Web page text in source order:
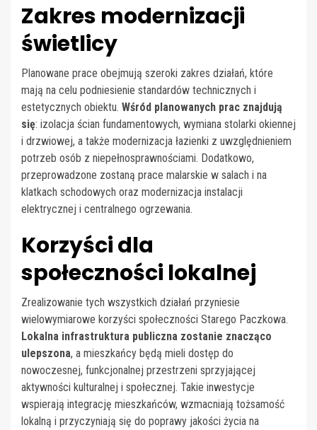
Zakres modernizacji
świetlicy
Planowane prace obejmują szeroki zakres działań, które
mają na celu podniesienie standardów technicznych i
estetycznych obiektu. Wśród planowanych prac znajdują
się: izolacja ścian fundamentowych, wymiana stolarki okiennej
i drzwiowej, a także modernizacja łazienki z uwzględnieniem
potrzeb osób z niepełnosprawnościami. Dodatkowo,
przeprowadzone zostaną prace malarskie w salach i na
klatkach schodowych oraz modernizacja instalacji
elektrycznej i centralnego ogrzewania.
Korzyści dla
społeczności lokalnej
Zrealizowanie tych wszystkich działań przyniesie
wielowymiarowe korzyści społeczności Starego Paczkowa.
Lokalna infrastruktura publiczna zostanie znacząco
ulepszona, a mieszkańcy będą mieli dostęp do
nowoczesnej, funkcjonalnej przestrzeni sprzyjającej
aktywności kulturalnej i społecznej. Takie inwestycje
wspierają integrację mieszkańców, wzmacniają tożsamość
lokalną i przyczyniają się do poprawy jakości życia na